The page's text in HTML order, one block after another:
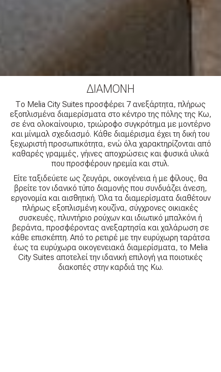
ΔΙΑΜΟΝΉ
Το Melia City Suites προσφέρει 7 ανεξάρτητα, πλήρως
εξοπλισμένα διαμερίσματα στο κέντρο της πόλης της Κω,
σε ένα ολοκαίνουριο, τριώροφο συγκρότημα με μοντέρνο
και μίνιμαλ σχεδιασμό. Κάθε διαμέρισμα έχει τη δική του
ξεχωριστή προσωπικότητα, ενώ όλα χαρακτηρίζονται από
καθαρές γραμμές, γήινες αποχρώσεις και φυσικά υλικά
που προσφέρουν ηρεμία και στυλ.
Είτε ταξιδεύετε ως ζευγάρι, οικογένεια ή με φίλους, θα
βρείτε τον ιδανικό τύπο διαμονής που συνδυάζει άνεση,
εργονομία και αισθητική. Όλα τα διαμερίσματα διαθέτουν
πλήρως εξοπλισμένη κουζίνα, σύγχρονες οικιακές
συσκευές, πλυντήριο ρούχων και ιδιωτικό μπαλκόνι ή
βεράντα, προσφέροντας ανεξαρτησία και χαλάρωση σε
κάθε επισκέπτη. Από το ρετιρέ με την ευρύχωρη ταράτσα
έως τα ευρύχωρα οικογενειακά διαμερίσματα, το Melia
City Suites αποτελεί την ιδανική επιλογή για ποιοτικές
διακοπές στην καρδιά της Κω.